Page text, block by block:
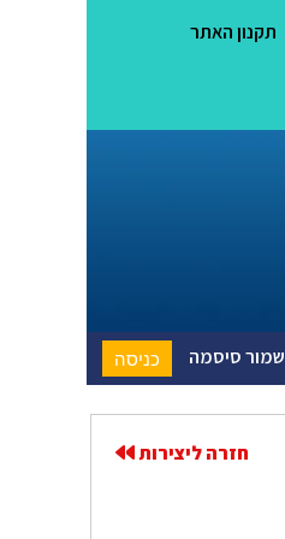
תקנון האתר
שמור סיסמה
חזרה ליצירות